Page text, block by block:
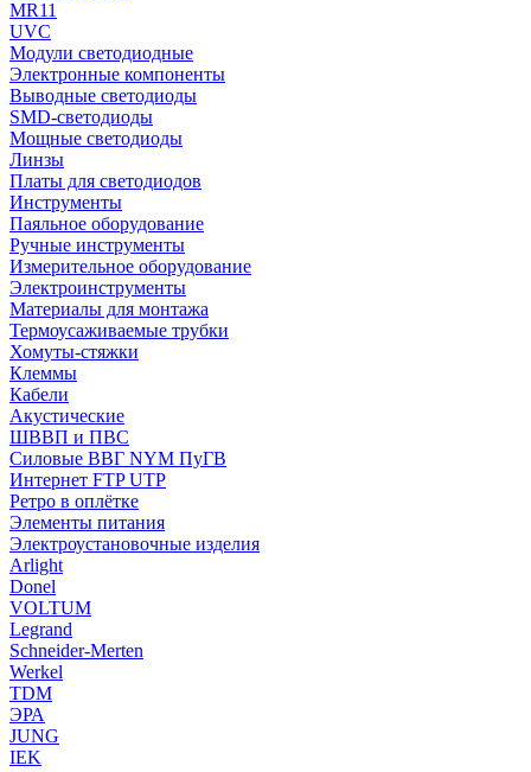
MR11
UVC
Модули светодиодные
Электронные компоненты
Выводные светодиоды
SMD-светодиоды
Мощные светодиоды
Линзы
Платы для светодиодов
Инструменты
Паяльное оборудование
Ручные инструменты
Измерительное оборудование
Электроинструменты
Материалы для монтажа
Термоусаживаемые трубки
Хомуты-стяжки
Клеммы
Кабели
Акустические
ШВВП и ПВС
Силовые ВВГ NYM ПуГВ
Интернет FTP UTP
Ретро в оплётке
Элементы питания
Электроустановочные изделия
Arlight
Donel
VOLTUM
Legrand
Schneider-Merten
Werkel
TDM
ЭРА
JUNG
IEK